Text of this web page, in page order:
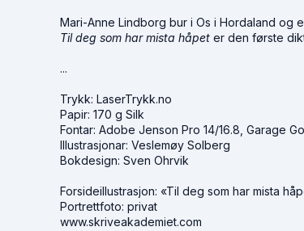
Mari-Anne Lindborg bur i Os i Hordaland og
Til deg som har mista håpet er den første
...
Trykk: LaserTrykk.no
Papir: 170 g Silk
Fontar: Adobe Jenson Pro 14/16.8, Garage
Illustrasjonar: Veslemøy Solberg
Bokdesign: Sven Ohrvik
Forsideillustrasjon: «Til deg som har mista
Portrettfoto: privat
www.skriveakademiet.com